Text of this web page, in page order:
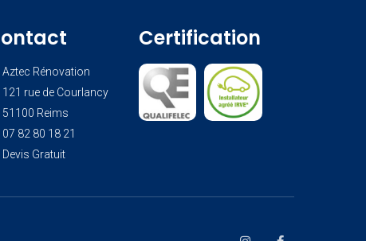
Aztec Rénovation
121 rue de Courlancy
51100 Reims
07 82 80 18 21
Devis Gratuit
Certification